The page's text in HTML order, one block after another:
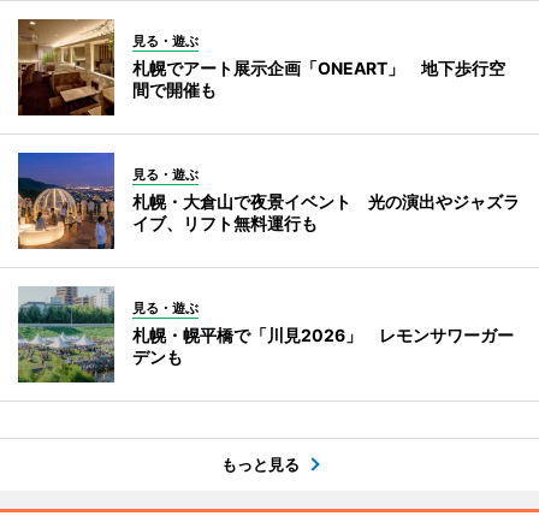
見る・遊ぶ
札幌でアート展示企画「ONEART」 地下歩行空
間で開催も
見る・遊ぶ
札幌・大倉山で夜景イベント 光の演出やジャズラ
イブ、リフト無料運行も
見る・遊ぶ
札幌・幌平橋で「川見2026」 レモンサワーガー
デンも
もっと見る